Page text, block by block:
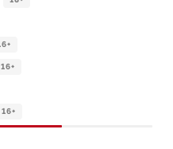
16+
16+